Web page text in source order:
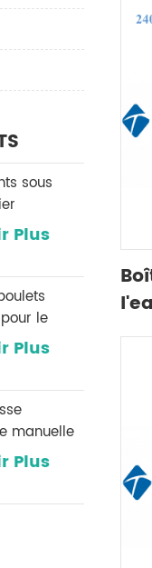
sous
& O2
Plus
le
Plus
manuelle
de
Plus